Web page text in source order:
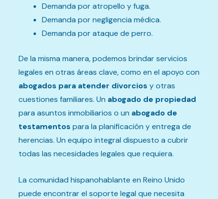
Demanda por atropello y fuga.
Demanda por negligencia médica.
Demanda por ataque de perro.
De la misma manera, podemos brindar servicios
legales en otras áreas clave, como en el apoyo con
abogados para atender divorcios y otras
cuestiones familiares. Un abogado de propiedad
para asuntos inmobiliarios o un abogado de
testamentos para la planificación y entrega de
herencias. Un equipo integral dispuesto a cubrir
todas las necesidades legales que requiera.
La comunidad hispanohablante en Reino Unido
puede encontrar el soporte legal que necesita